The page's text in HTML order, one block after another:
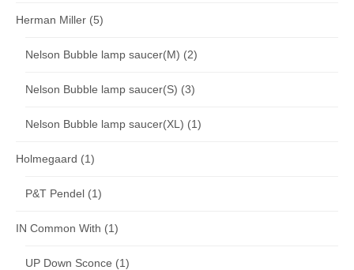
Herman Miller (5)
Nelson Bubble lamp saucer(M) (2)
Nelson Bubble lamp saucer(S) (3)
Nelson Bubble lamp saucer(XL) (1)
Holmegaard (1)
P&T Pendel (1)
IN Common With (1)
UP Down Sconce (1)